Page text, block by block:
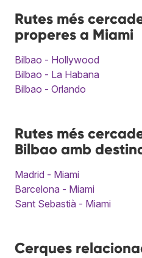
Rutes més
properes a Miami
Bilbao - Hollywood
Bilbao - La Habana
Bilbao - Orlando
Rutes més
Bilbao amb
Madrid - Miami
Barcelona - Miami
Sant Sebastià - Miami
Cerques